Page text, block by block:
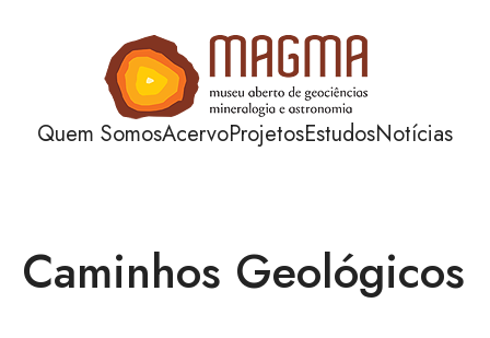
Quem SomosAcervoProjetosEstudosNotícias
Caminhos Geológicos